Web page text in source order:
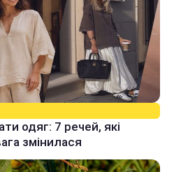
одяг: 7 речей, які
змінилася